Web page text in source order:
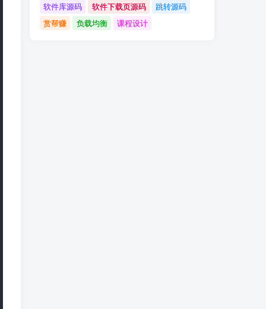
软件库源码
软件下载页源码
跳转源码
赏帮赚
负载均衡 课程设计